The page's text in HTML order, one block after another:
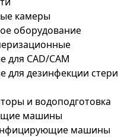
камеры
оборудование
для CAD/CAM
для дезинфекции
и водоподготовка
машины
машины